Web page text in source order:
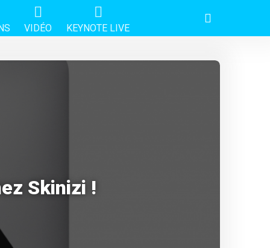
VIDÉO KEYNOTE LIVE
Skinizi !